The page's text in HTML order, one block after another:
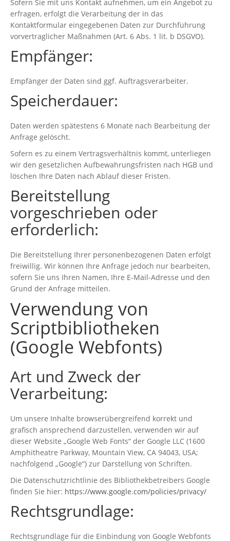
Sofern Sie mit uns Kontakt aufnehmen, um ein Angebot zu
erfragen, erfolgt die Verarbeitung der in das
Kontaktformular eingegebenen Daten zur Durchführung
vorvertraglicher Maßnahmen (Art. 6 Abs. 1 lit. b DSGVO).
Empfänger:
Empfänger der Daten sind ggf. Auftragsverarbeiter.
Speicherdauer:
Daten werden spätestens 6 Monate nach Bearbeitung der
Anfrage gelöscht.
Sofern es zu einem Vertragsverhältnis kommt, unterliegen
wir den gesetzlichen Aufbewahrungsfristen nach HGB und
löschen Ihre Daten nach Ablauf dieser Fristen.
Bereitstellung
vorgeschrieben oder
erforderlich:
Die Bereitstellung Ihrer personenbezogenen Daten erfolgt
freiwillig. Wir können Ihre Anfrage jedoch nur bearbeiten,
sofern Sie uns Ihren Namen, Ihre E-Mail-Adresse und den
Grund der Anfrage mitteilen.
Verwendung von
Scriptbibliotheken
(Google Webfonts)
Art und Zweck der
Verarbeitung:
Um unsere Inhalte browserübergreifend korrekt und
grafisch ansprechend darzustellen, verwenden wir auf
dieser Website „Google Web Fonts“ der Google LLC (1600
Amphitheatre Parkway, Mountain View, CA 94043, USA;
nachfolgend „Google“) zur Darstellung von Schriften.
Die Datenschutzrichtlinie des Bibliothekbetreibers Google
finden Sie hier: https://www.google.com/policies/privacy/
Rechtsgrundlage:
Rechtsgrundlage für die Einbindung von Google Webfonts